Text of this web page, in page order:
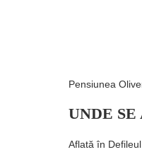
Pensiunea
UNDE
Aflată în